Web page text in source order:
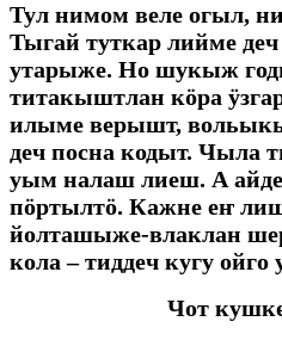
Тул нимом веле огыл,
Тыгай туткар лийме
утарыже. Но шукыж
титакыштлан кӧра
илыме верышт,
деч посна кодыт.
уым налаш лиеш. А
пӧртылтӧ. Кажне еҥ
йолташыже-влаклан
кола – тиддеч кугу
Чот